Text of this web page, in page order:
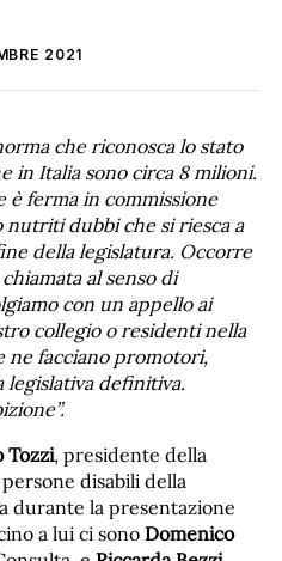
2021
che riconosca lo stato
in Italia sono circa 8 milioni.
è ferma in commissione
nutriti dubbi che si riesca a
della legislatura. Occorre
al senso di
con un appello ai
collegio o residenti nella
ne facciano promotori,
legislativa definitiva.
Tozzi, presidente della
disabili della
durante la presentazione
a lui ci sono Domenico